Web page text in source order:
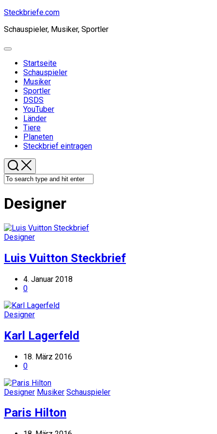
Skip
content
Steckbriefe.com
Schauspieler, Musiker, Sportler
Expand
Startseite
Schauspieler
Musiker
Sportler
DSDS
YouTuber
Länder
Tiere
Planeten
Steckbrief eintragen
Designer
Designer
Luis Vuitton Steckbrief
4. Januar 2018
0
Designer
Karl Lagerfeld
18. März 2016
0
Designer Musiker Schauspieler
Paris Hilton